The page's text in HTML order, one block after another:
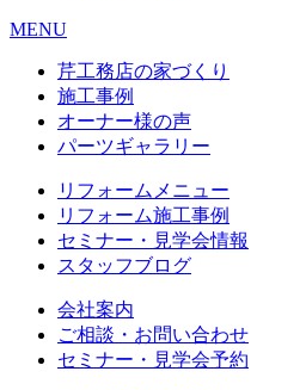
MENU
芹工務店の家づくり
施工事例
オーナー様の声
パーツギャラリー
リフォームメニュー
リフォーム施工事例
セミナー・見学会情報
スタッフブログ
会社案内
ご相談・お問い合わせ
セミナー・見学会予約